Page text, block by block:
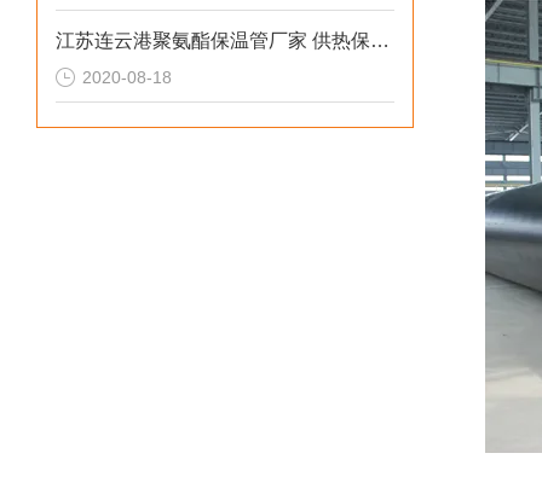
江苏连云港聚氨酯保温管厂家 供热保温安装
2020-08-18